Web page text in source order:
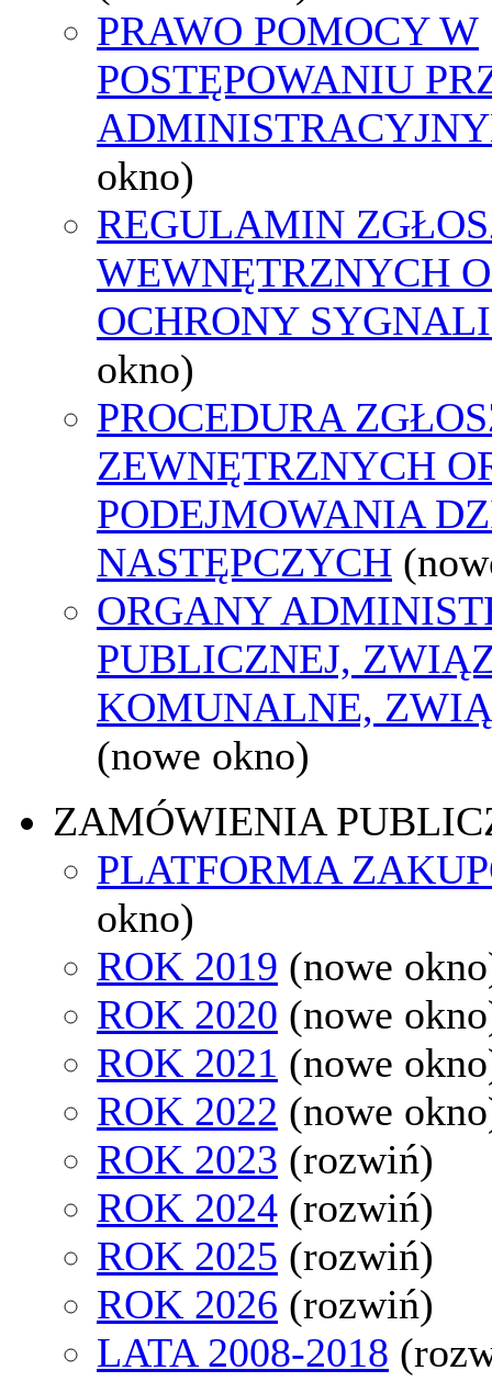
PRAWO POMOCY W
POSTĘPOWANIU
okno)
REGULAMIN
WEWNĘTRZNYCH
OCHRONY
okno)
PROCEDURA
ZEWNĘTRZNYCH
PODEJMOWANIA
NASTĘPCZYCH
ORGANY
PUBLICZNEJ,
KOMUNALNE,
(nowe okno)
ZAMÓWIENIA
PLATFORMA
okno)
ROK 2019 (nowe
ROK 2020 (nowe
ROK 2021 (nowe
ROK 2022 (nowe
ROK 2023 (rozwiń)
ROK 2024 (rozwiń)
ROK 2025 (rozwiń)
ROK 2026 (rozwiń)
LATA 2008-2018